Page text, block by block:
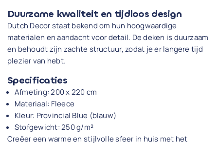
Duurzame kwaliteit en tijdloos design
Dutch Decor staat bekend om hun hoogwaardige
materialen en aandacht voor detail. De deken is duurzaam
en behoudt zijn zachte structuur, zodat je er langere tijd
plezier van hebt.
Specificaties
Afmeting: 200 x 220 cm
Materiaal: Fleece
Kleur: Provincial Blue (blauw)
Stofgewicht: 250 g/m²
Creëer een warme en stijlvolle sfeer in huis met het